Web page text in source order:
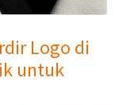
Logo di
untuk